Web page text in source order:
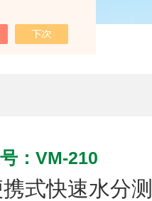
：VM-210
式快速水分